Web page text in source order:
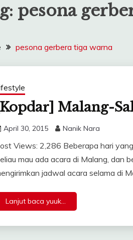
pesona
pesona gerbera tiga warna
Malang-
April 30, 2015 Nanik Nara
Views: 2,286 Beberapa hari
mau ada acara di Malang, dan
jadwal acara selama di
Lanjut baca yuuk...